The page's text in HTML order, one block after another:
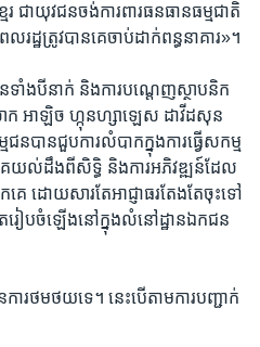
ែរ​ ជា​យុវជន​ចង់​ការពារ​ធនធាន​ធម្មជាតិ​
ដ្ឋ​ត្រូវ​បាន​គេ​ចាប់​ដាក់​ពន្ធនាគារ‍»។​
ទាំងបី​នាក់​ និង​ការ​បណ្តេញ​ស្ថាបនិក​
ក​ អាឡិច ហ្កុនហ្សាឡេស ដាវីដសុន​
បាន​ជួប​ការ​លំបាក​ក្នុង​ការធ្វើ​សកម្ម​
យល់​ដឹង​ពី​សិទ្ធិ​ និង​ការ​អភិវឌ្ឍន៍​ដែល​
ោយ​សារ​តែ​អាជ្ញាធរ​តែងតែ​ចុះ​ទៅ​
រៀបចំ​ឡើង​នៅ​ក្នុង​លំនៅដ្ឋាន​ឯកជន​
ារ​ថមថយ​ទេ។ នេះ​បើ​តាម​ការ​បញ្ជាក់​